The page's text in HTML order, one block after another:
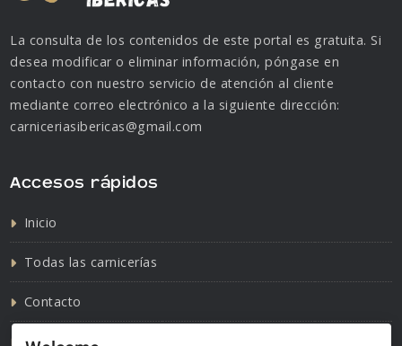
La consulta de los contenidos de este portal es gratuita. Si
desea modificar o eliminar información, póngase en
contacto con nuestro servicio de atención al cliente
mediante correo electrónico a la siguiente dirección:
carniceriasibericas@gmail.com
Accesos rápidos
Inicio
Todas las carnicerías
Contacto
Política de cookies